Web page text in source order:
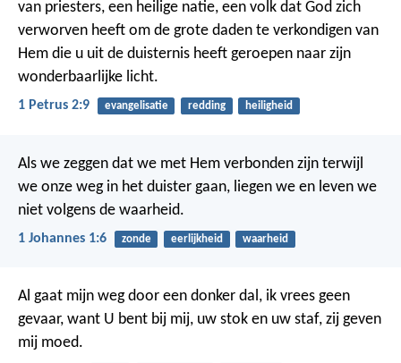
van priesters, een heilige natie, een volk dat God zich
verworven heeft om de grote daden te verkondigen van
Hem die u uit de duisternis heeft geroepen naar zijn
wonderbaarlijke licht.
1 Petrus 2:9 evangelisatie redding heiligheid
Als we zeggen dat we met Hem verbonden zijn terwijl
we onze weg in het duister gaan, liegen we en leven we
niet volgens de waarheid.
1 Johannes 1:6 zonde eerlijkheid waarheid
Al gaat mijn wegdoor een donker dal, ik vrees geen
gevaar, want U bent bij mij, uw stok en uw staf, zij geven
mij moed.